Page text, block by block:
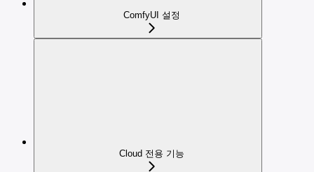
ComfyUI 설정
Cloud 전용 기능